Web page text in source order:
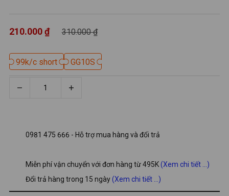
310.000 ₫
210.000 ₫
0981 475 666 - Hỗ trợ mua hàng và đổi trả
Miễn phí vận chuyển với đơn hàng từ 495K(Xem chi tiết ...)
Đổi trả hàng trong 15 ngày(Xem chi tiết ...)
99k/c short
99k/c short GG10S
GG10S